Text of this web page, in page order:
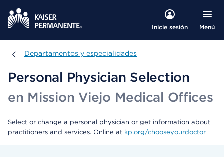
Inicie sesión Menú
Departamentos y especialidades
Departamentos y especialidades
Personal Physician Selection
en Mission Viejo Medical Offices
Select or change a personal physician or get information about
practitioners and services. Online at kp.org/chooseyourdoctor